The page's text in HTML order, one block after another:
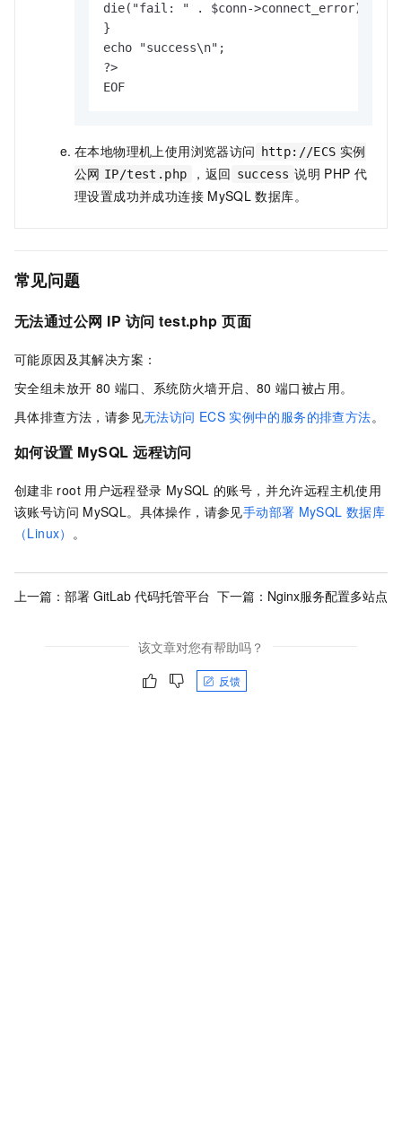
die("fail: " . $conn->connect_error);
}
echo "success\n";
?>
EOF
在本地物理机上使用浏览器访问 http://ECS 实例
公网 IP/test.php ，返回 success 说明 PHP 代
理设置成功并成功连接 MySQL 数据库。
常见问题
无法通过公网 IP 访问 test.php 页面
可能原因及其解决方案：
安全组未放开 80 端口、系统防火墙开启、80 端口被占用。
具体排查方法，请参见无法访问 ECS 实例中的服务的排查方法。
如何设置 MySQL 远程访问
创建非 root 用户远程登录 MySQL 的账号，并允许远程主机使用
该账号访问 MySQL。具体操作，请参见手动部署 MySQL 数据库
（Linux） 。
上一篇： 部署 GitLab 代码托管平台 下一篇： Nginx服务配置多站点
该文章对您有帮助吗？
反馈